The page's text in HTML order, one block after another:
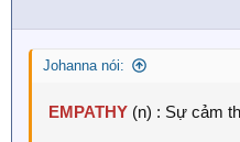
những lúc khó khăn nhất.
tomorrow.
n
s
Johanna nói:
EMPATHY (n) : Sự cảm